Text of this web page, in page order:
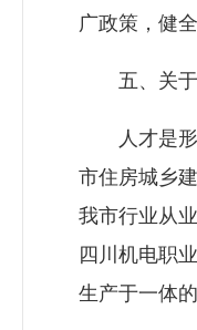
广政策，健
五、关于“
人才是形
市住房城乡
我市行业从
四川机电职
生产于一体